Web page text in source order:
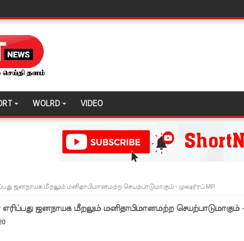
வடிகால் சபை சட்டமூலங்கள் நிறைவேற்றம்!
முடக்குமாறு உத்தரவு!
அடித்தளமாகும் - பிரதமர்!
அறிக்கை ஜனாதிபதியிடம்!
எண்ணிக்கை அதிகரிப்பு!
WOLRD VIDEO
ஜனநாயக மீறலும் மனிதாபிமானமற்ற செயற்பாடுமாகும் - முஷர்ரப் MP
ஜனநாயக மீறலும் மனிதாபிமானமற்ற செயற்பாடுமாகும் -